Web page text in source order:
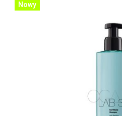
Nowy